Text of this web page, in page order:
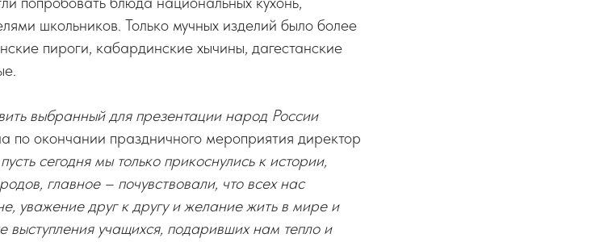
школьников. Только мучных изделий было более
пироги, кабардинские хычины, дагестанские
выбранный для презентации народ России
по окончании праздничного мероприятия директор
сегодня мы только прикоснулись к истории,
главное – почувствовали, что всех нас
уважение друг к другу и желание жить в мире и
выступления учащихся, подаривших нам тепло и